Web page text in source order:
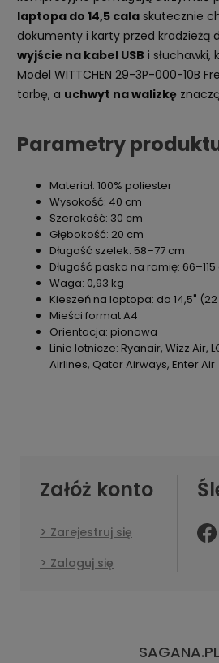
laptopa do 14,5 cala skutecznie
dokumenty i karty przed
wyjście na kabel USB i słuchawki,
Model WITTCHEN 29-3P-000-10B
torbę, a uchwyt na walizkę
Parametry
Materiał: 100% poliester
Wysokość: 40 cm
Szerokość: 30 cm
Głębokość: 20 cm
Długość szelek: 58–77 cm
Długość paska na ramię:
Waga: 0,93 kg
Kieszeń na laptopa: do 14,5"
Mieści format A4
Orientacja: pionowa
Linie lotnicze: Ryanair, Wizz Air,
Airlines, Qatar Airways, Enter Air
Załóż konto
Zarejestruj się
Zaloguj się
SAGANA.PL